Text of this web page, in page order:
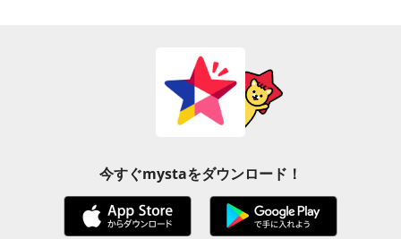
今すぐmystaをダウンロード！